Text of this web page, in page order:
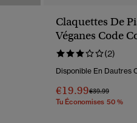
Claquettes De
Véganes Code
(2)
Disponible En Dautres
€19.99Prix Réduit De
€39.99À
Tu Économises 50 %